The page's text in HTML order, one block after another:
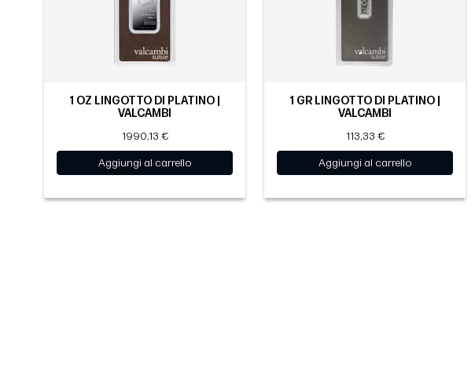
1 OZ LINGOTTO DI PLATINO |
VALCAMBI
1990,13 €
Aggiungi al carrello
1 GR LINGOTTO DI PLATINO |
VALCAMBI
113,33 €
Aggiungi al carrello